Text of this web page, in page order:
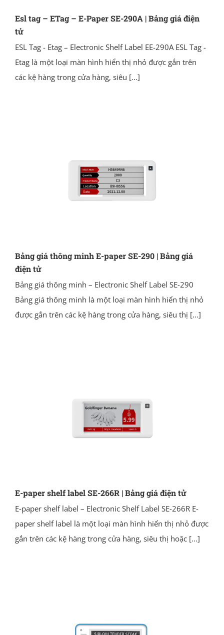
Esl tag – ETag – E-Paper SE-290A | Bảng giá điện
tử
ESL Tag - Etag – Electronic Shelf Label EE-290A ESL Tag -
Etag là một loại màn hình hiển thị nhỏ được gắn trên
các kệ hàng trong cửa hàng, siêu [...]
Bảng giá thông minh E-paper SE-290 | Bảng giá
điện tử
Bảng giá thông minh – Electronic Shelf Label SE-290
Bảng giá thông minh là một loại màn hình hiển thị nhỏ
được gắn trên các kệ hàng trong cửa hàng, siêu thị [...]
E-paper shelf label SE-266R | Bảng giá điện tử
E-paper shelf label – Electronic Shelf Label SE-266R E-
paper shelf label là một loại màn hình hiển thị nhỏ được
gắn trên các kệ hàng trong cửa hàng, siêu thị hoặc[...]